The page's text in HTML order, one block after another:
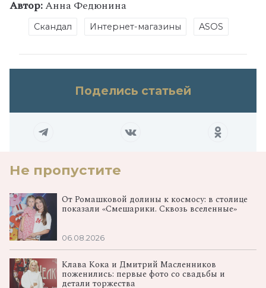
Автор:Анна Федюнина
Скандал Интернет-магазины ASOS
Поделись статьей
Не пропустите
От Ромашковой долины к космосу: в столице
показали «Смешарики. Сквозь вселенные»
06.08.2026
Клава Кока и Дмитрий Масленников
поженились: первые фото со свадьбы и
детали торжества